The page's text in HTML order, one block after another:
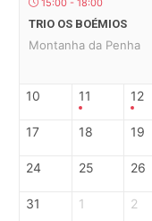
15:00 - 18:00
TRIO OS BOÉMIOS
Montanha da Penha
10 11 12
17 18 19
24 25 26
31 1 2